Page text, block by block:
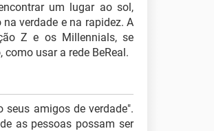
um lugar ao sol,
verdade e na rapidez. A
Z e os Millennials, se
usar a rede BeReal.
amigos de verdade".
as pessoas possam ser